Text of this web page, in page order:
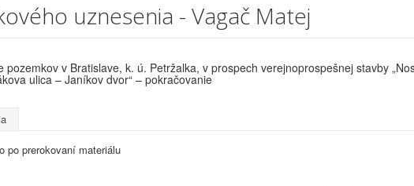
uznesenia - Vagač Matej
pozemkov v Bratislave, k. ú. Petržalka, v prospech verejnoprospešnej stavby
ulica – Janíkov dvor“ – pokračovanie
po prerokovaní materiálu